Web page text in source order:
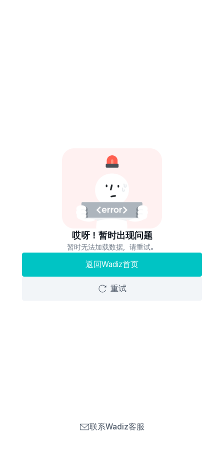
哎呀！暂时出现问题
暂时无法加载数据，请重试。
返回Wadiz首页
重试
联系Wadiz客服